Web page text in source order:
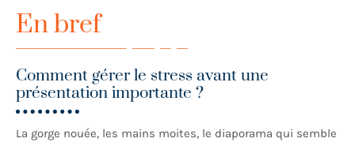
En bref
Comment gérer le stress avant une
présentation importante ?
La gorge nouée, les mains moites, le diaporama qui semble